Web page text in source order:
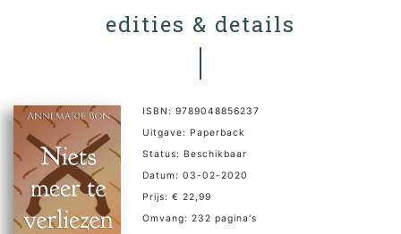
edities & details
ISBN: 9789048856237
Uitgave: Paperback
Status: Beschikbaar
Datum: 03-02-2020
Prijs: € 22,99
Omvang: 232 pagina's